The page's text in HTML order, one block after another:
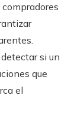
si un
que
el